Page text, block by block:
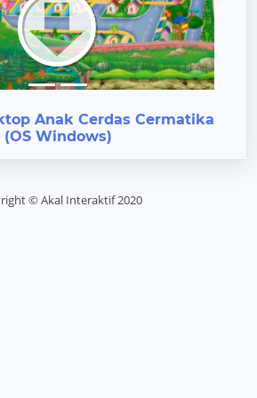
Anak Cerdas Cermatika
(OS Windows)
© Akal Interaktif 2020